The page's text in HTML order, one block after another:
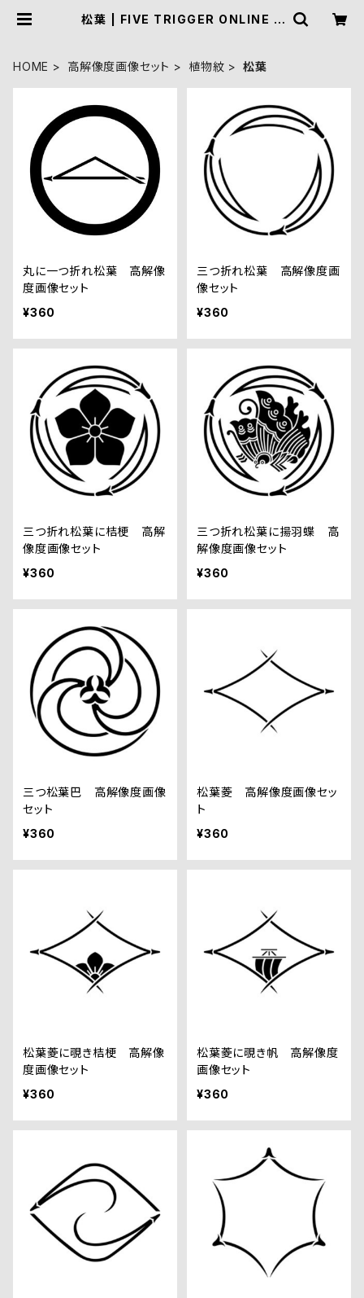
松葉 | FIVE TRIGGER ONLINE S
HOME 高解像度画像セット 植物紋 松葉
丸に一つ折れ松葉 高解像
度画像セット
¥360
三つ折れ松葉 高解像度画
像セット
¥360
三つ折れ松葉に桔梗 高解
像度画像セット
¥360
三つ折れ松葉に揚羽蝶 高
解像度画像セット
¥360
三つ松葉巴 高解像度画像
セット
¥360
松葉菱 高解像度画像セッ
ト
¥360
松葉菱に覗き桔梗 高解像
度画像セット
¥360
松葉菱に覗き帆 高解像度
画像セット
¥360